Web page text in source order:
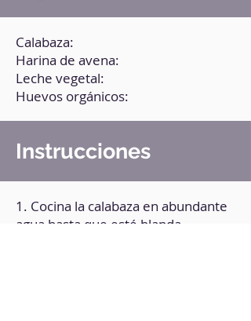
Calabaza:
Harina de avena:
Leche vegetal:
Huevos orgánicos:
Instrucciones
1. Cocina la calabaza en abundante
agua hasta que esté blanda.